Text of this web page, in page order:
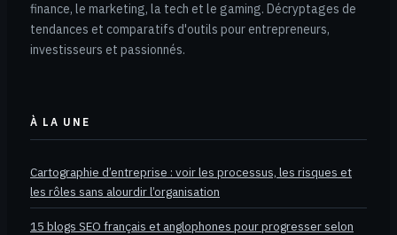
finance, le marketing, la tech et le gaming. Décryptages de
tendances et comparatifs d'outils pour entrepreneurs,
investisseurs et passionnés.
À LA UNE
Cartographie d’entreprise : voir les processus, les risques et
les rôles sans alourdir l’organisation
15 blogs SEO français et anglophones pour progresser selon